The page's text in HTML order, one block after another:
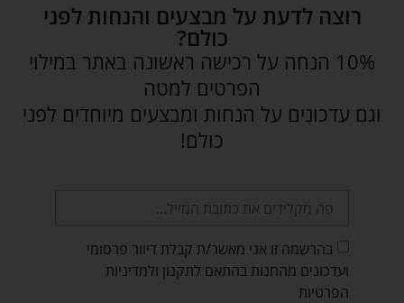
רוצה לדעת על מבצעים והנחות לפני
כולם?
10% הנחה על רכישה ראשונה באתר במילוי
הפרטים למטה
וגם עדכונים על הנחות ומבצעים מיוחדים לפני
כולם!
בהרשמה זו אני מאשר/ת קבלת דיוור פרסומי
ועדכונים מהחנות בהתאם לתקנון ולמדיניות
הפרטיות